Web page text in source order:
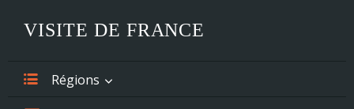
VISITE DE FRANCE
Régions